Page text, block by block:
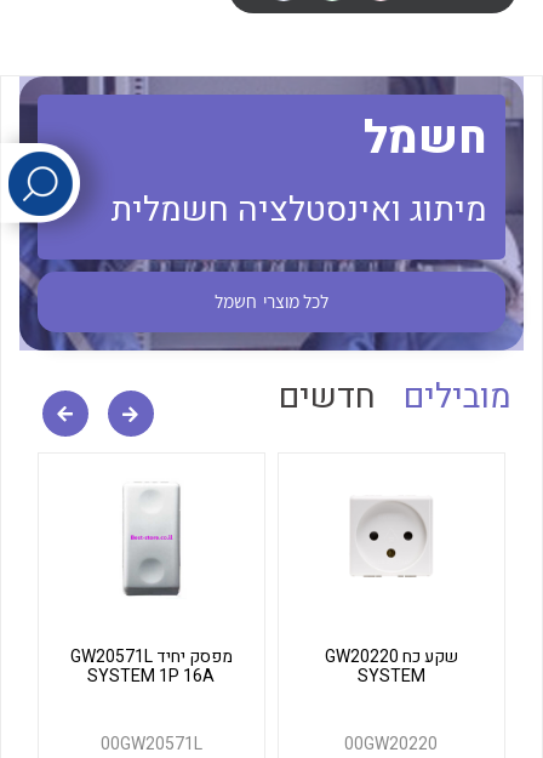
לכל מוצרי היצרן לכל מוצרי היצרן
חשמל
מיתוג ואינסטלציה חשמלית
לכל מוצרי חשמל
מובילים חדשים
שקע כח GW20220
SYSTEM
00GW20220
מפסק יחיד GW20571L
SYSTEM 1P 16A
00GW20571L